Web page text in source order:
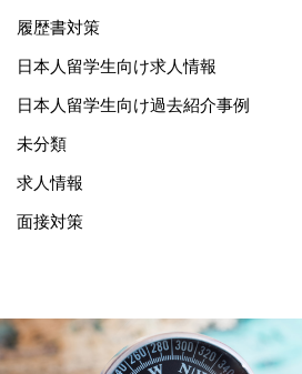
履歴書対策
日本人留学生向け求人情報
日本人留学生向け過去紹介事例
未分類
求人情報
面接対策